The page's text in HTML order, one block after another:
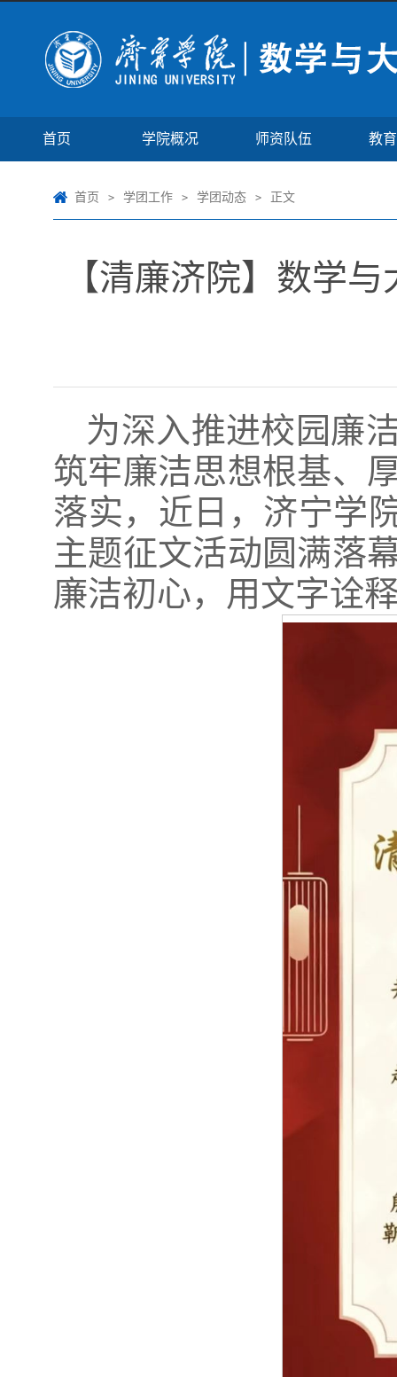
首页 学院概况 师资队伍 教
首页 > 学团工作 > 学团动态 > 正文
【清廉济院】数学
为深入推进校园廉
筑牢廉洁思想根基、
落实，近日，济宁学
主题征文活动圆满落
廉洁初心，用文字诠